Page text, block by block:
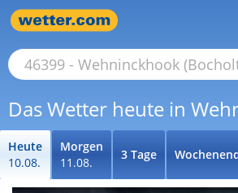
Das Wetter heute in
Heute
10.08.
Morgen
11.08.
3 Tage